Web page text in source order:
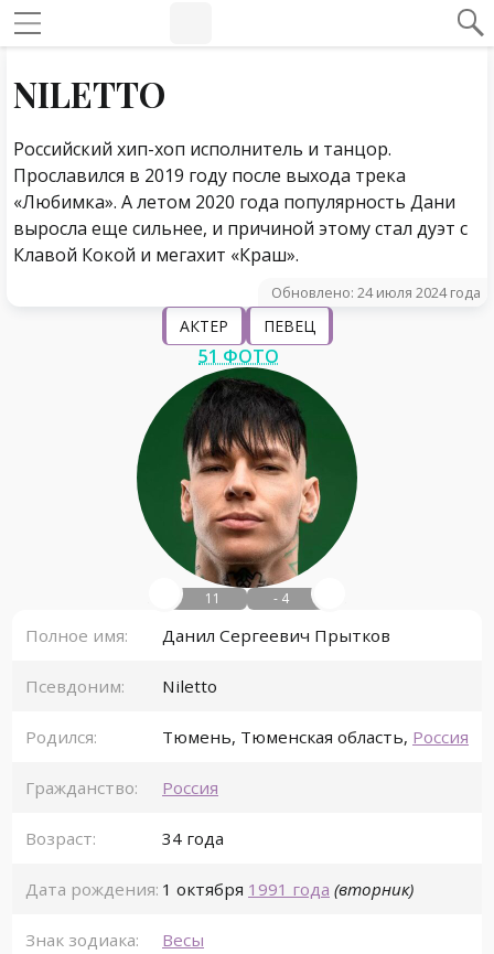
NILETTO
Российский хип-хоп исполнитель и танцор.
Прославился в 2019 году после выхода трека
«Любимка». А летом 2020 года популярность Дани
выросла еще сильнее, и причиной этому стал дуэт с
Клавой Кокой и мегахит «Краш».
Обновлено: 24 июля 2024 года
АКТЕР ПЕВЕЦ
51 ФОТО
11 - 4
Полное имя: Данил Сергеевич Прытков
Псевдоним: Niletto
Родился: Тюмень, Тюменская область, Россия
Гражданство: Россия
Возраст: 34 года
Дата рождения: 1 октября 1991 года (вторник)
Знак зодиака: Весы